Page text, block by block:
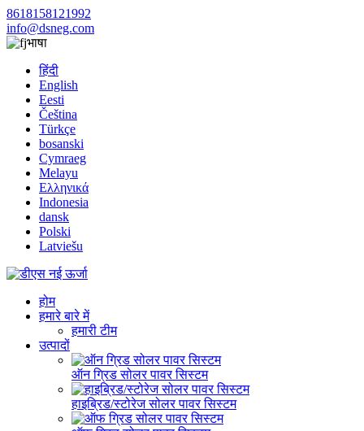
8618158121992
info@dsneg.com
भाषा
हिंदी
English
Eesti
Čeština
Türkçe
bosanski
Cymraeg
Melayu
Ελληνικά
Indonesia
dansk
Polski
Latviešu
होम
हमारे बारे में
हमारी टीम
उत्पादों
ऑन ग्रिड सोलर पावर सिस्टम
हाइब्रिड/स्टोरेज सोलर पावर सिस्टम